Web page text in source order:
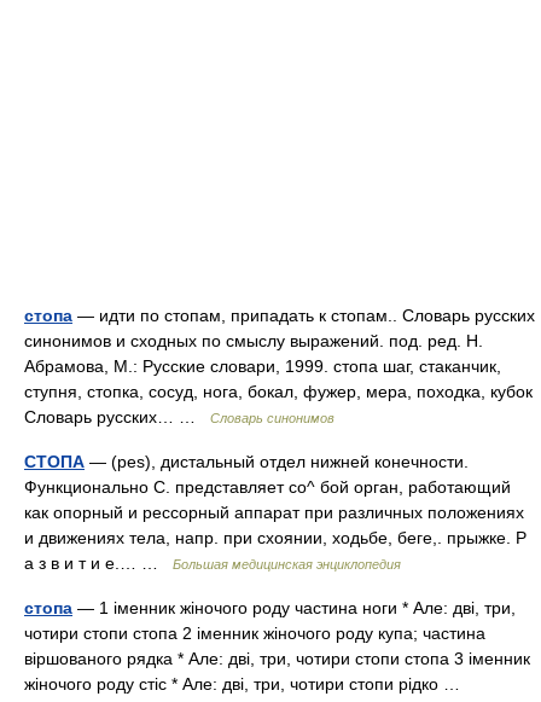
стопа — идти по стопам, припадать к стопам.. Словарь русских
синонимов и сходных по смыслу выражений. под. ред. Н.
Абрамова, М.: Русские словари, 1999. стопа шаг, стаканчик,
ступня, стопка, сосуд, нога, бокал, фужер, мера, походка, кубок
Словарь русских… …
Словарь синонимов
СТОПА — (pes), дистальный отдел нижней конечности.
Функционально С. представляет со^ бой орган, работающий
как опорный и рессорный аппарат при различных положениях
и движениях тела, напр. при схоянии, ходьбе, беге,. прыжке. Р
а з в и т и е.… …
Большая медицинская энциклопедия
стопа — 1 іменник жіночого роду частина ноги * Але: дві, три,
чотири стопи стопа 2 іменник жіночого роду купа; частина
віршованого рядка * Але: дві, три, чотири стопи стопа 3 іменник
жіночого роду стіс * Але: дві, три, чотири стопи рідко …